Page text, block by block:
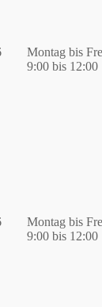
Montag bis
9:00 bis 12:00
Montag bis
9:00 bis 12:00